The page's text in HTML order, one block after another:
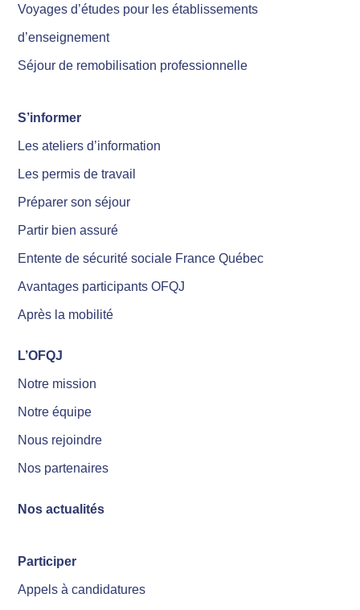
Voyages d’études pour les établissements
d’enseignement
Séjour de remobilisation professionnelle
S’informer
Les ateliers d’information
Les permis de travail
Préparer son séjour
Partir bien assuré
Entente de sécurité sociale France Québec
Avantages participants OFQJ
Après la mobilité
L’OFQJ
Notre mission
Notre équipe
Nous rejoindre
Nos partenaires
Nos actualités
Participer
Appels à candidatures